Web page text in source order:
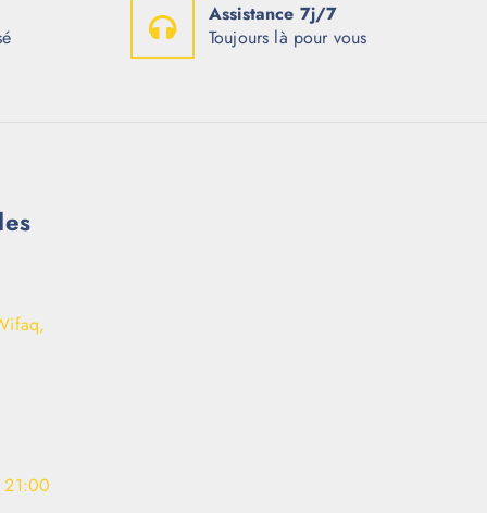
Assistance 7j/7
Toujours là pour vous